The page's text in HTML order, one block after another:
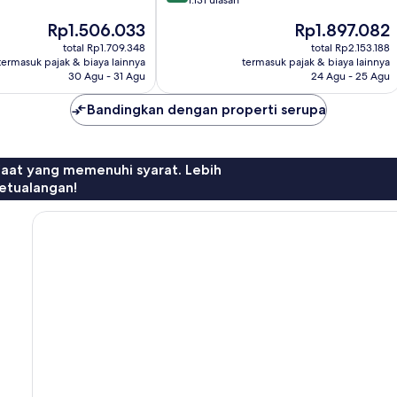
Harga
sekarang
Rp1.506.033
Rp1.506.033
total Rp1.709.348
pajak & biaya lainnya
30 Agu - 31 Agu
Harga
sekarang
Rp1.897.082
Rp1.897.082
total Rp2.153.188
termasuk pajak & biaya lainnya
24 Agu - 25 Agu
Bandingkan dengan properti serupa
yang memenuhi syarat. Lebih